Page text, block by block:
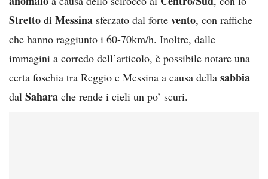
Stretto di Messina sferzato dal forte vento, con raffiche
che hanno raggiunto i 60-70km/h. Inoltre, dalle
immagini a corredo dell’articolo, è possibile notare una
certa foschia tra Reggio e Messina a causa della sabbia
dal Sahara che rende i cieli un po’ scuri.